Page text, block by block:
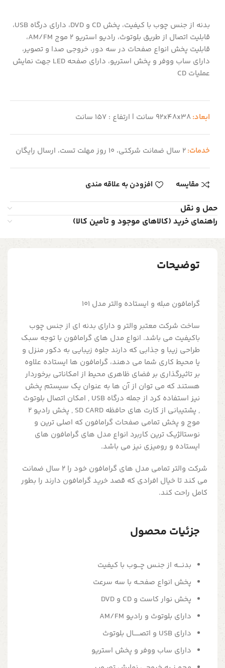
بدنه از جنس چوب با کیفیت، پخش CD و DVD، دارای درگاه USB،
قابلیت اتصال از طریق بلوتوث، رادیو استریو 2 موج AM/FM،
قابلیت پخش انواع صفحات در سه دور، خروجی صدا و تصویر،
دارای ساب ووفر و پخش استریو، دارای صفحه LED جهت نمایش
عملیات CD
ابعاد:92x48x38 سانت | ارتفاع : 157 سانت
خدمات:2 سال ضمانت شرکتی، 10 روز مهلت تست، ارسال رایگان
مقایسه افزودن به علاقه مندی
حمل و نقل
راهنمای خرید (کالاهای موجود و تأمین کالا)
توضیحات
گرامافون مبله و ایستاده والتر مدل 101
ساخت شرکت معتبر والتر و دارای بدنه ای از جنس چوب
باکیفیت می باشد. انواع مدل های گرامافون با توجه سبک
طراحی زیبا و جذابی که دارند جلوه زیبایی به دکور منزل و
یا محیط کاری شما می دهند، گرامافون ها ایستاده علاوه
بر تاثیرگذاری بر فضای ظاهری محیط از امکاناتی برخوردار
هستند که می توان از آن ها به عنوان یک سیستم پخش
نیز استفاده کرد از جمله درگاه USB , امکان اتصال بلوتوث
, پشتیبانی از کارت های حافظه SD CARD , پخش رادیو 2
موج و پخش تمامی صفحات گرامافون که اصلی ترین و
نوستالژیک ترین کاربرد انواع مدل های گرامافون های
ایستاده و رومیزی نیز می باشد.
شرکت والتر تمامی مدل های گرامافون خود را 2 سال ضمانت
می کند تا خیال افرادی که قصد خرید گرامافون دارند را بطور
کامل راحت کند.
جزئیات محصول
بدنــــه از جنـس چـــوب با کیفیت
پخش انواع صفحــه با سه سرعت
پخش نوار کاست و CD و DVD
دارای بلوتوث و رادیو AM/FM
دارای USB و اتصــــــال بلوتوث
دارای ساب ووفر و پخش استریو